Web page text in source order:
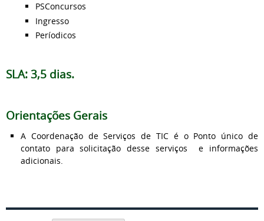
PSConcursos
Ingresso
Períodicos
SLA: 3,5 dias.
Orientações Gerais
A Coordenação de Serviços de TIC é o Ponto único de
contato para solicitação desse serviços e informações
adicionais.